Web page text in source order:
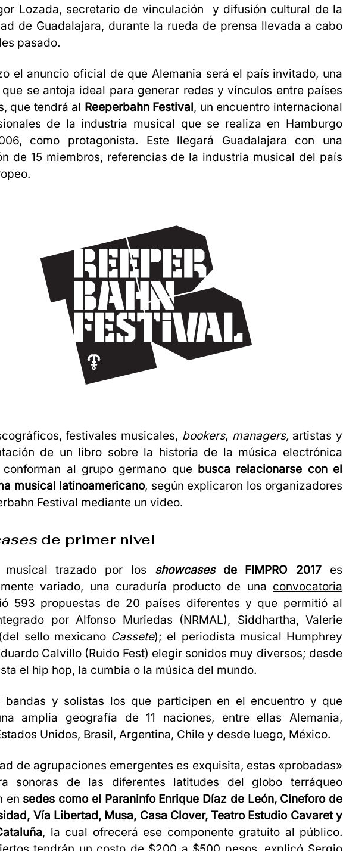
Lozada, secretario de vinculación y difusión cultural de la
de Guadalajara, durante la rueda de prensa llevada a cabo
pasado.
el anuncio oficial de que Alemania será el país invitado, una
se antoja ideal para generar redes y vínculos entre países
que tendrá al Reeperbahn Festival, un encuentro internacional
de la industria musical que se realiza en Hamburgo
como protagonista. Este llegará Guadalajara con una
de 15 miembros, referencias de la industria musical del país
festivales musicales, bookers, managers,artistas y
de un libro sobre la historia de la música electrónica
conforman al grupo germano que busca relacionarse con el
musical latinoamericano, según explicaron los organizadores
Festival mediante un video.
de primer nivel
musical trazado por los showcasesde FIMPRO 2017 es
variado, una curaduría producto de una convocatoria
593 propuestas de 20 países diferentes y que permitió al
por Alfonso Muriedas (NRMAL), Siddhartha, Valerie
sello mexicano Cassete); el periodista musical Humphrey
Calvillo (Ruido Fest) elegir sonidos muy diversos; desde
el hip hop, la cumbia o la música del mundo.
bandas y solistas los que participen en el encuentro y que
amplia geografía de 11 naciones, entre ellas Alemania,
Unidos, Brasil, Argentina, Chile y desde luego, México.
de agrupaciones emergentes es exquisita, estas «probadas»
sonoras de las diferentes latitudes del globo terráqueo
en sedes como el Paraninfo Enrique Díaz de León, Cineforo de
Vía Libertad, Musa, Casa Clover, Teatro Estudio Cavaret y
, la cual ofrecerá ese componente gratuito al público.